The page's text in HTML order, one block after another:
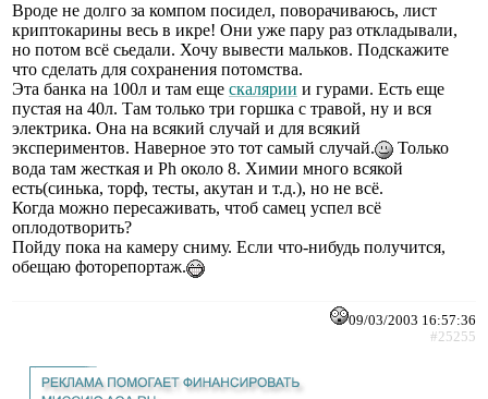
Вроде не долго за компом посидел, поворачиваюсь, лист
криптокарины весь в икре! Они уже пару раз откладывали,
но потом всё сьедали. Хочу вывести мальков. Подскажите
что сделать для сохранения потомства.
Эта банка на 100л и там еще скалярии и гурами. Есть еще
пустая на 40л. Там только три горшка с травой, ну и вся
электрика. Она на всякий случай и для всякий
экспериментов. Наверное это тот самый случай.
Только
вода там жесткая и Ph около 8. Химии много всякой
есть(синька, торф, тесты, акутан и т.д.), но не всё.
Когда можно пересаживать, чтоб самец успел всё
оплодотворить?
Пойду пока на камеру сниму. Если что-нибудь получится,
обещаю фоторепортаж.
09/03/2003 16:57:36
#25255